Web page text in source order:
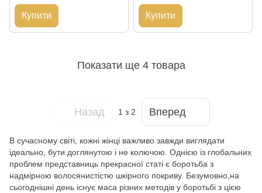
Купити Купити
Показати ще 4 товара
Назад 1 з 2 Вперед
В сучасному світі, кожні жінці важливо завжди виглядати
ідеально, бути доглянутою і не колючою. Однією із глобальних
проблем представниць прекрасної статі є боротьба з
надмірною волосянистістю шкірного покриву. Безумовно,на
сьогоднішні день існує маса різних методів у боротьбі з цією